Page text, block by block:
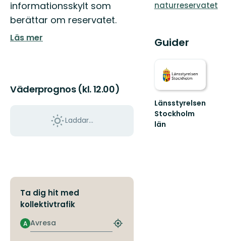
informationsskylt som
berättar om reservatet.
Läs mer
Väderprognos (kl. 12.00)
Laddar...
Ta dig hit med
kollektivtrafik
Avresa
A
Hitta
naturreservatet
Guider
Länsstyrelsen
Stockholm
län